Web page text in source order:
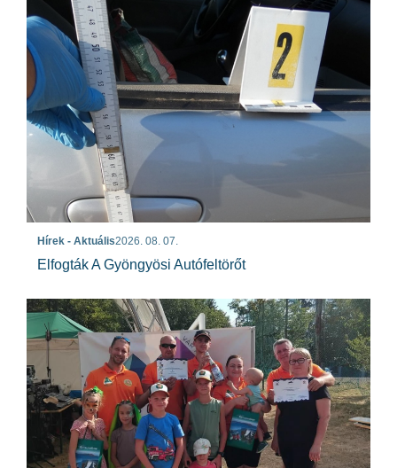
Hírek - Aktuális2026. 08. 07.
Elfogták A Gyöngyösi Autófeltörőt